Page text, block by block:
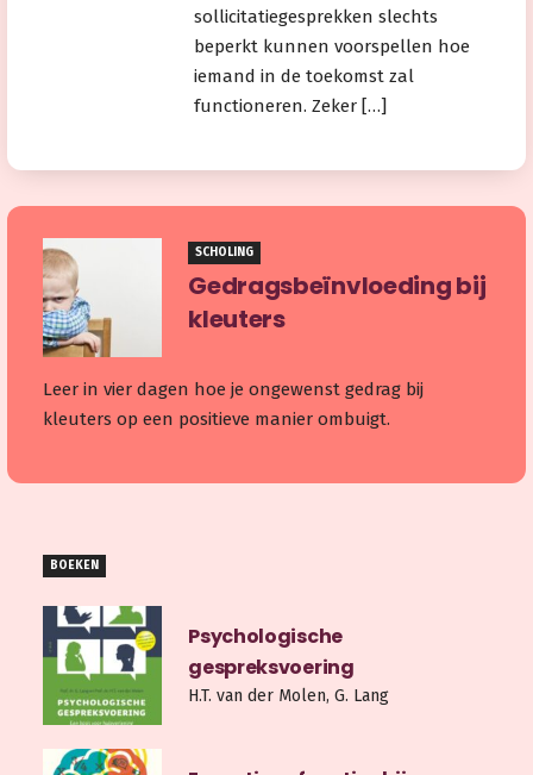
sollicitatiegesprekken slechts
beperkt kunnen voorspellen hoe
iemand in de toekomst zal
functioneren. Zeker […]
SCHOLING
Gedragsbeïnvloeding bij
kleuters
Leer in vier dagen hoe je ongewenst gedrag bij
kleuters op een positieve manier ombuigt.
BOEKEN
Psychologische
gespreksvoering
H.T. van der Molen, G. Lang